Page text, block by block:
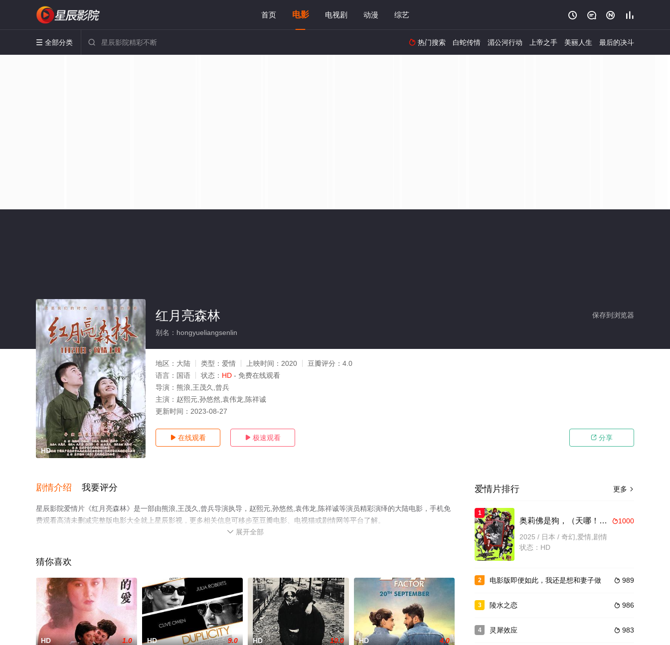
首页 电影 电视剧 动漫 综艺    
 全部分类   热门搜索 白蛇传情 湄公河行动 上帝之手 美丽人生 最后的决斗
HD
保存到浏览器
红月亮森林
别名：hongyueliangsenlin
地区： 大陆 类型： 爱情 上映时间： 2020 豆瓣评分： 4.0
语言： 国语 状态： HD - 免费在线观看
导演： 熊浪,王茂久,曾兵
主演： 赵熙元,孙悠然,袁伟龙,陈祥诚
更新时间： 2023-08-27
 在线观看  极速观看  分享
剧情介绍 我要评分
星辰影院爱情片《红月亮森林》是一部由熊浪,王茂久,曾兵导演执导，赵熙元,孙悠然,袁伟龙,陈祥诚等演员精彩演绎的大陆电影，手机免
费观看高清未删减完整版电影大全就上星辰影视，更多相关信息可移步至豆瓣电影、电视猫或剧情网等平台了解。
 展开全部
猜你喜欢
HD 1.0 HD 9.0 HD 10.0 HD 4.0
更多 
爱情片排行
1
1000
奥莉佛是狗，（天哪！！）这家伙电影版
2025 / 日本 / 奇幻,爱情,剧情
状态：HD
2  989
电影版即便如此，我还是想和妻子做
3  986
陵水之恋
4  983
灵犀效应